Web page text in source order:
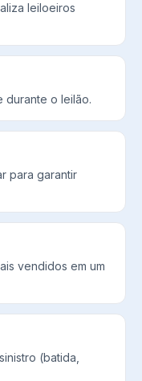
leiloeiros
durante o leilão.
para garantir
vendidos em um
(batida,